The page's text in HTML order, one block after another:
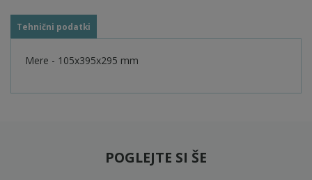
Tehnični podatki
Mere - 105x395x295 mm
POGLEJTE SI ŠE